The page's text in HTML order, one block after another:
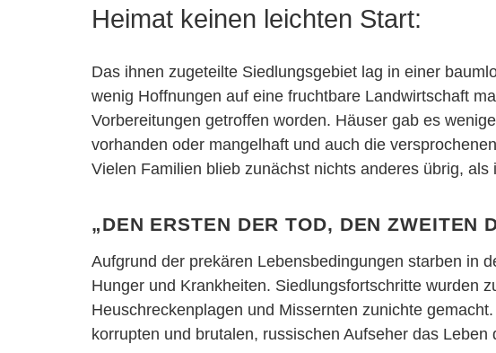
Heimat keinen leichten Start:
Das ihnen zugeteilte Siedlungsgebiet lag in einer
wenig Hoffnungen auf eine fruchtbare Landwirtschaft
Vorbereitungen getroffen worden. Häuser gab es
vorhanden oder mangelhaft und auch die
Vielen Familien blieb zunächst nichts anderes übrig,
„Den Ersten der Tod, den
Aufgrund der prekären Lebensbedingungen starben in
Hunger und Krankheiten. Siedlungsfortschritte wurden
Heuschreckenplagen und Missernten zunichte
korrupten und brutalen, russischen Aufseher das Leben